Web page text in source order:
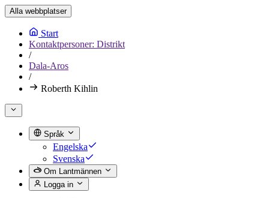
Alla webbplatser
Start
Kontaktpersoner: Distrikt
/
Dala-Aros
/
Roberth Kihlin
Språk
Engelska
Svenska
Om Lantmännen
Logga in